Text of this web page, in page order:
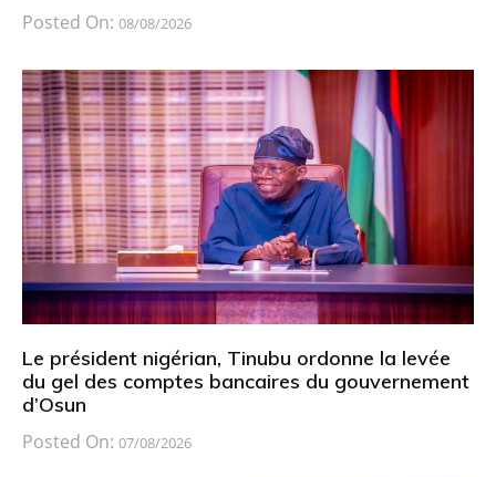
Posted On: 08/08/2026
Le président nigérian, Tinubu ordonne la levée
du gel des comptes bancaires du gouvernement
d’Osun
Posted On: 07/08/2026